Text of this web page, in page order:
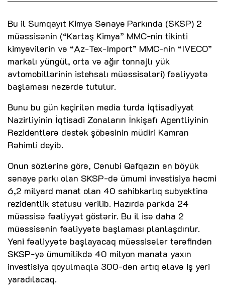
Bu il Sumqayıt Kimya Sənaye Parkında (SKSP) 2
müəssisənin (“Kartaş Kimya” MMC-nin tikinti
kimyəvilərin və “Az-Tex-Import” MMC-nin “IVECO”
markalı yüngül, orta və ağır tonnajlı yük
avtomobillərinin istehsalı müəssisələri) fəaliyyətə
başlaması nəzərdə tutulur.
Bunu bu gün keçirilən media turda İqtisadiyyat
Nazirliyinin İqtisadi Zonaların İnkişafı Agentliyinin
Rezidentlərə dəstək şöbəsinin müdiri Kamran
Rəhimli deyib.
Onun sözlərinə görə, Cənubi Qafqazın ən böyük
sənaye parkı olan SKSP-də ümumi investisiya həcmi
6,2 milyard manat olan 40 sahibkarlıq subyektinə
rezidentlik statusu verilib. Hazırda parkda 24
müəssisə fəaliyyət göstərir. Bu il isə daha 2
müəssisənin fəaliyyətə başlaması planlaşdırılır.
Yeni fəaliyyətə başlayacaq müəssisələr tərəfindən
SKSP-yə ümumilikdə 40 milyon manata yaxın
investisiya qoyulmaqla 300-dən artıq əlavə iş yeri
yaradılacaq.